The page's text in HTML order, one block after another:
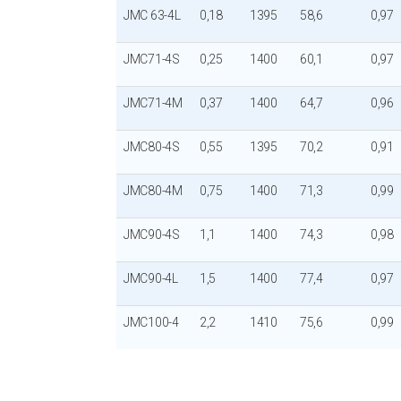
JMC 63-4L 0,18 1395 58,6 0,97
JMC71-4S 0,25 1400 60,1 0,97
JMC71-4M 0,37 1400 64,7 0,96
JMC80-4S 0,55 1395 70,2 0,91
JMC80-4M 0,75 1400 71,3 0,99
JMC90-4S 1,1 1400 74,3 0,98
JMC90-4L 1,5 1400 77,4 0,97
JMC100-4 2,2 1410 75,6 0,99